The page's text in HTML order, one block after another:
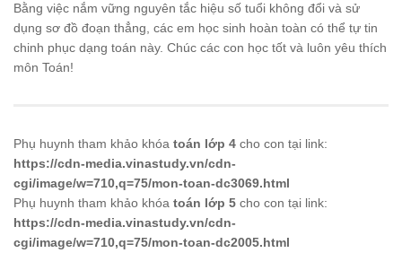
Bằng việc nắm vững nguyên tắc hiệu số tuổi không đổi và sử
dụng sơ đồ đoạn thẳng, các em học sinh hoàn toàn có thể tự tin
chinh phục dạng toán này. Chúc các con học tốt và luôn yêu thích
môn Toán!
Phụ huynh tham khảo khóa toán lớp 4 cho con tại link:
https://cdn-media.vinastudy.vn/cdn-
cgi/image/w=710,q=75/mon-toan-dc3069.html
Phụ huynh tham khảo khóa toán lớp 5 cho con tại link:
https://cdn-media.vinastudy.vn/cdn-
cgi/image/w=710,q=75/mon-toan-dc2005.html